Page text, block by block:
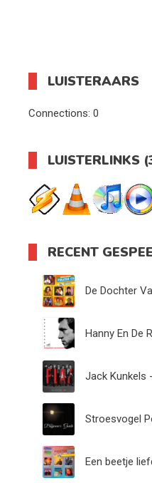
LUISTERAARS
Connections: 0
LUISTERLINKS
RECENT
De Dochter
Hanny En De
Jack Kunkels
Stroesvogel
Een beetje